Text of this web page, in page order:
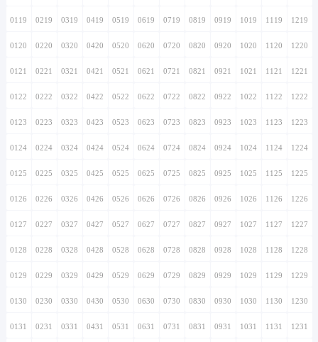
0119 0219 0319 0419 0519 0619 0719 0819 0919 1019 1119 1219
0120 0220 0320 0420 0520 0620 0720 0820 0920 1020 1120 1220
0121 0221 0321 0421 0521 0621 0721 0821 0921 1021 1121 1221
0122 0222 0322 0422 0522 0622 0722 0822 0922 1022 1122 1222
0123 0223 0323 0423 0523 0623 0723 0823 0923 1023 1123 1223
0124 0224 0324 0424 0524 0624 0724 0824 0924 1024 1124 1224
0125 0225 0325 0425 0525 0625 0725 0825 0925 1025 1125 1225
0126 0226 0326 0426 0526 0626 0726 0826 0926 1026 1126 1226
0127 0227 0327 0427 0527 0627 0727 0827 0927 1027 1127 1227
0128 0228 0328 0428 0528 0628 0728 0828 0928 1028 1128 1228
0129 0229 0329 0429 0529 0629 0729 0829 0929 1029 1129 1229
0130 0230 0330 0430 0530 0630 0730 0830 0930 1030 1130 1230
0131 0231 0331 0431 0531 0631 0731 0831 0931 1031 1131 1231